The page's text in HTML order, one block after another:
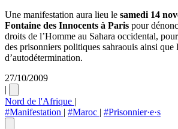
Une manifestation aura lieu le samedi 14
Fontaine des Innocents à Paris pour
droits de l’Homme au Sahara occidental,
des prisonniers politiques sahraouis ainsi que
d’autodétermination.
27/10/2009
|
Nord de l'Afrique |
#Manifestation | #Maroc | #Prisonnier·e·s